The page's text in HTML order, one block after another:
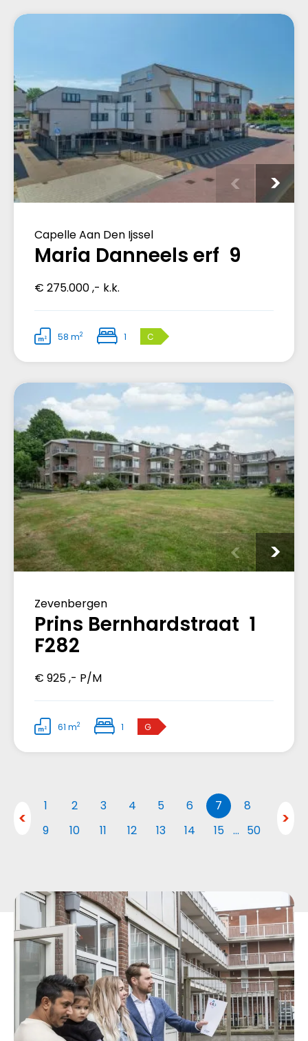
Capelle Aan Den Ijssel
Maria Danneels erf 9
€ 275.000 ,- k.k.
58 m2 1 C
Zevenbergen
Prins Bernhardstraat 1
F282
€ 925 ,- P/M
61 m2 1 G
1 2 3 4 5 6 7
8
9
10 11 12 13 14 15 … 50